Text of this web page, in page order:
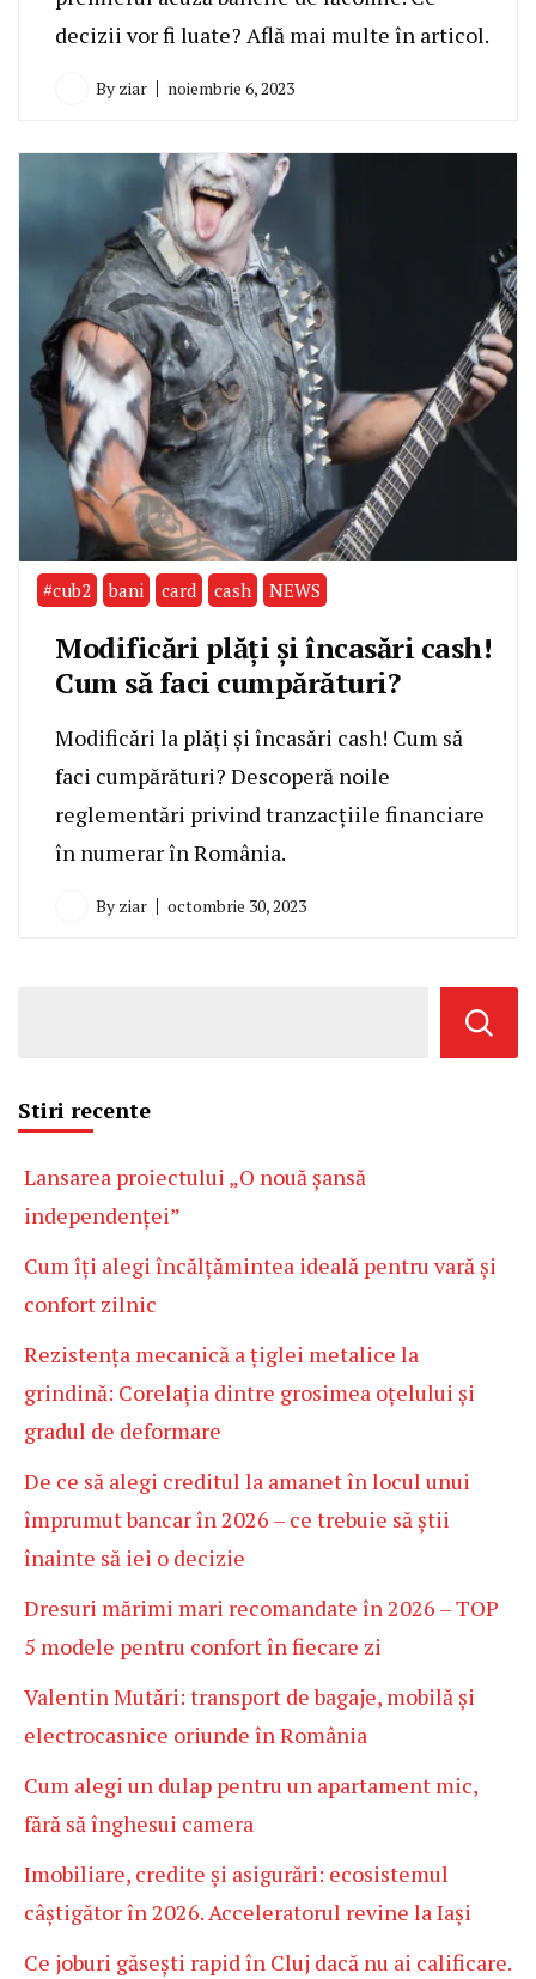
decizii vor fi luate? Află mai multe în articol.
By ziar noiembrie 6, 2023
#cub2 bani card cash NEWS
Modificări plăți și încasări cash!
Cum să faci cumpărături?
Modificări la plăți și încasări cash! Cum să
faci cumpărături? Descoperă noile
reglementări privind tranzacțiile financiare
în numerar în România.
By ziar octombrie 30, 2023
Stiri recente
Lansarea proiectului „O nouă șansă
independenței”
Cum îți alegi încălțămintea ideală pentru vară și
confort zilnic
Rezistența mecanică a țiglei metalice la
grindină: Corelația dintre grosimea oțelului și
gradul de deformare
De ce să alegi creditul la amanet în locul unui
împrumut bancar în 2026 – ce trebuie să știi
înainte să iei o decizie
Dresuri mărimi mari recomandate în 2026 – TOP
5 modele pentru confort în fiecare zi
Valentin Mutări: transport de bagaje, mobilă și
electrocasnice oriunde în România
Cum alegi un dulap pentru un apartament mic,
fără să înghesui camera
Imobiliare, credite și asigurări: ecosistemul
câștigător în 2026. Acceleratorul revine la Iași
Ce joburi găsești rapid în Cluj dacă nu ai calificare.